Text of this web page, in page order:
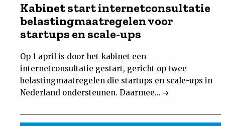
Kabinet start internetconsultatie
belastingmaatregelen voor
startups en scale-ups
Op 1 april is door het kabinet een
internetconsultatie gestart, gericht op twee
belastingmaatregelen die startups en scale-ups in
Nederland ondersteunen. Daarmee...